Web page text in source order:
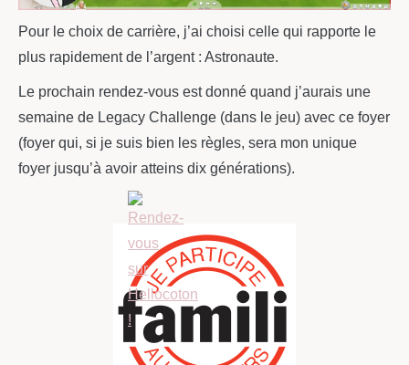
Pour le choix de carrière, j’ai choisi celle qui rapporte le
plus rapidement de l’argent : Astronaute.
Le prochain rendez-vous est donné quand j’aurais une
semaine de Legacy Challenge (dans le jeu) avec ce foyer
(foyer qui, si je suis bien les règles, sera mon unique
foyer jusqu’à avoir atteins dix générations).